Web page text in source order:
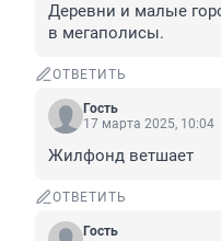
Деревни и малые
в мегаполисы.
ОТВЕТИТЬ
Гость
17 марта 2025, 10:04
Жилфонд ветшает
ОТВЕТИТЬ
Гость